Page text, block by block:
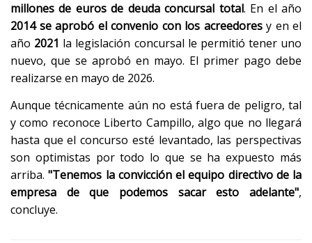
millones de euros de deuda concursal total. En el año
2014 se aprobó el convenio con los acreedoresy en el
año 2021 la legislación concursal le permitió tener uno
nuevo, que se aprobó en mayo. El primer pago debe
realizarse en mayo de 2026.
Aunque técnicamente aún no está fuera de peligro, tal
y como reconoce Liberto Campillo, algo que no llegará
hasta que el concurso esté levantado, las perspectivas
son optimistas por todo lo que se ha expuesto más
arriba."Tenemos la convicción el equipo directivo de la
empresa de que podemos sacar esto adelante",
concluye.